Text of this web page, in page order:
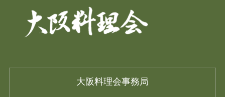
大阪料理会事務局